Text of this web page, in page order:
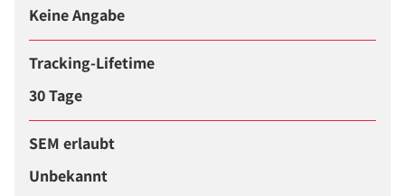
Keine Angabe
Tracking-Lifetime
30 Tage
SEM erlaubt
Unbekannt